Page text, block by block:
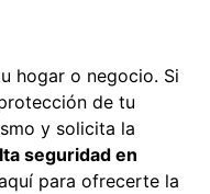
hogar o negocio. Si
de tu
y solicita la
seguridad en
para ofrecerte la